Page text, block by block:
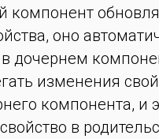
компонент
оно
в дочернем
изменения
компонента, и
в